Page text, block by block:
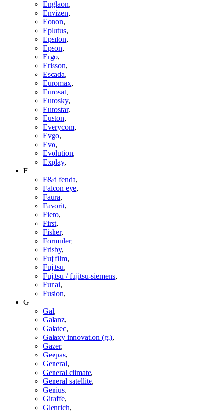
Englaon,
Envizen,
Eonon,
Eplutus,
Epsilon,
Epson,
Ergo,
Erisson,
Escada,
Euromax,
Eurosat,
Eurosky,
Eurostar,
Euston,
Everycom,
Evgo,
Evo,
Evolution,
Explay,
F
F&d fenda,
Falcon eye,
Faura,
Favorit,
Fiero,
First,
Fisher,
Formuler,
Frisby,
Fujifilm,
Fujitsu,
Fujitsu / fujitsu-siemens,
Funai,
Fusion,
G
Gal,
Galanz,
Galatec,
Galaxy innovation (gi),
Gazer,
Geepas,
General,
General climate,
General satellite,
Genius,
Giraffe,
Glenrich,